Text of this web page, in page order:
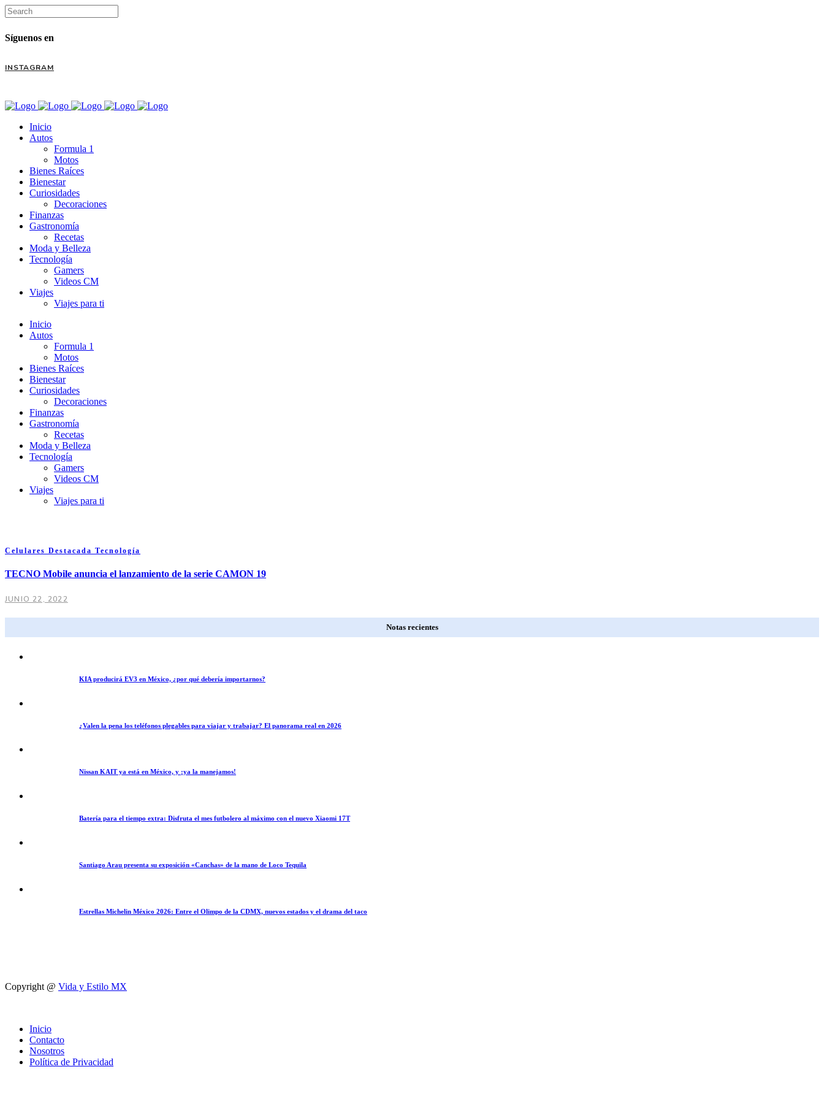
Síguenos en
INSTAGRAM
Inicio
Autos
Formula 1
Motos
Bienes Raíces
Bienestar
Curiosidades
Decoraciones
Finanzas
Gastronomía
Recetas
Moda y Belleza
Tecnología
Gamers
Videos CM
Viajes
Viajes para ti
Inicio
Autos
Formula 1
Motos
Bienes Raíces
Bienestar
Curiosidades
Decoraciones
Finanzas
Gastronomía
Recetas
Moda y Belleza
Tecnología
Gamers
Videos CM
Viajes
Viajes para ti
Celulares Destacada Tecnología
TECNO Mobile anuncia el lanzamiento de la serie CAMON 19
JUNIO 22, 2022
Notas recientes
KIA producirá EV3 en México, ¿por qué debería importarnos?
¿Valen la pena los teléfonos plegables para viajar y trabajar? El panorama real en 2026
Nissan KAIT ya está en México, y ¡ya la manejamos!
Batería para el tiempo extra: Disfruta el mes futbolero al máximo con el nuevo Xiaomi 17T
Santiago Arau presenta su exposición «Canchas» de la mano de Loco Tequila
Estrellas Michelin México 2026: Entre el Olimpo de la CDMX, nuevos estados y el drama del taco
Copyright @ Vida y Estilo MX
Inicio
Contacto
Nosotros
Política de Privacidad